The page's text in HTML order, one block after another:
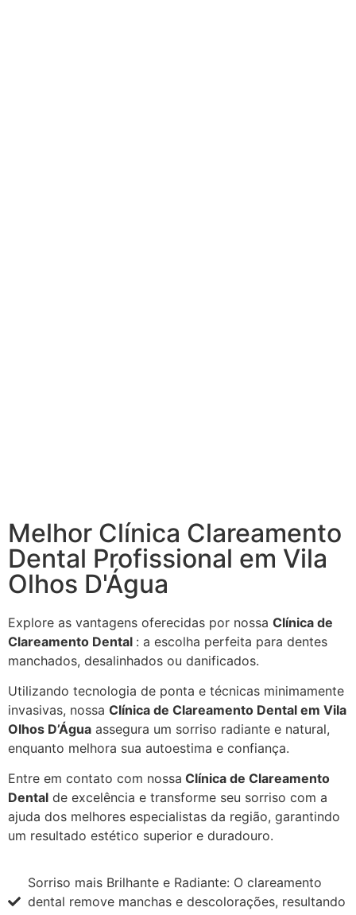
Melhor Clínica Clareamento
Dental Profissional em Vila
Olhos D'Água
Explore as vantagens oferecidas por nossa Clínica de
Clareamento Dental : a escolha perfeita para dentes
manchados, desalinhados ou danificados.
Utilizando tecnologia de ponta e técnicas minimamente
invasivas, nossa Clínica de Clareamento Dental em Vila
Olhos D’Água assegura um sorriso radiante e natural,
enquanto melhora sua autoestima e confiança.
Entre em contato com nossa Clínica de Clareamento
Dental de excelência e transforme seu sorriso com a
ajuda dos melhores especialistas da região, garantindo
um resultado estético superior e duradouro.
Sorriso mais Brilhante e Radiante: O clareamento
dental remove manchas e descolorações, resultando